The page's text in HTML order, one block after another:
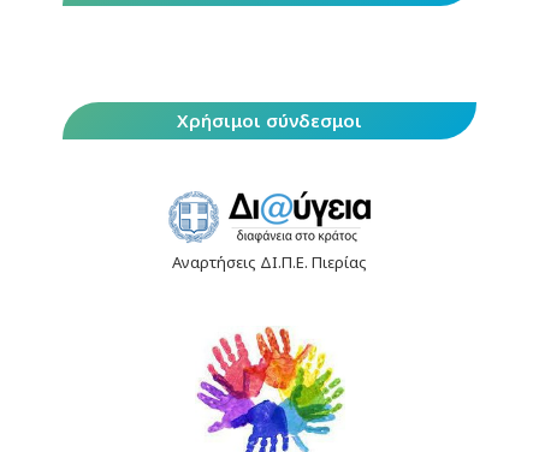
Χρήσιμοι σύνδεσμοι
Αναρτήσεις ΔΙ.Π.Ε. Πιερίας